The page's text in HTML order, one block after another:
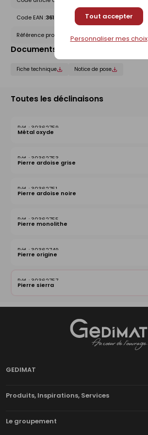
Tout accepter
Personnaliser mes choix
Code EAN :3612830013944
Référence produit nationale Gedimat : 30362757
Documents liés
Fiche technique Notice de pose
Toutes les déclinaisons
30362759
Métal oxyde
30362753
Pierre ardoise grise
30362751
Pierre ardoise noire
30362755
Pierre monolithe
30362749
Pierre origine
30362757
Pierre sierra
GEDIMAT
Produits, Inspirations, Services
Le groupement